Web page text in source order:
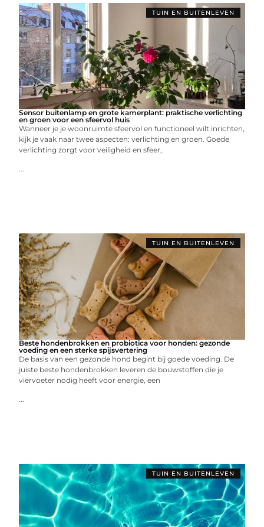
TUIN EN BUITENLEVEN
Sensor buitenlamp en grote kamerplant: praktische verlichting
en groen voor een sfeervol huis
Wanneer je je woonruimte sfeervol en functioneel wilt inrichten,
kijk je vaak naar twee aspecten: verlichting en groen. Goede
verlichting zorgt voor veiligheid en sfeer,
...
TUIN EN BUITENLEVEN
Beste hondenbrokken en probiotica voor honden: gezonde
voeding en een sterke spijsvertering
De basis van een gezonde hond begint bij goede voeding. De
juiste beste hondenbrokken leveren de bouwstoffen die je
viervoeter nodig heeft voor energie, een
...
TUIN EN BUITENLEVEN